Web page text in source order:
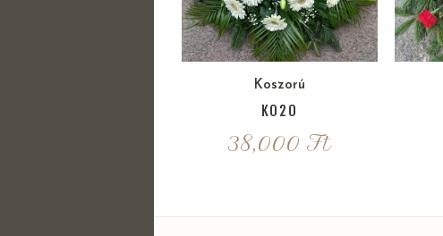
Koszorú
K020
38,000 Ft